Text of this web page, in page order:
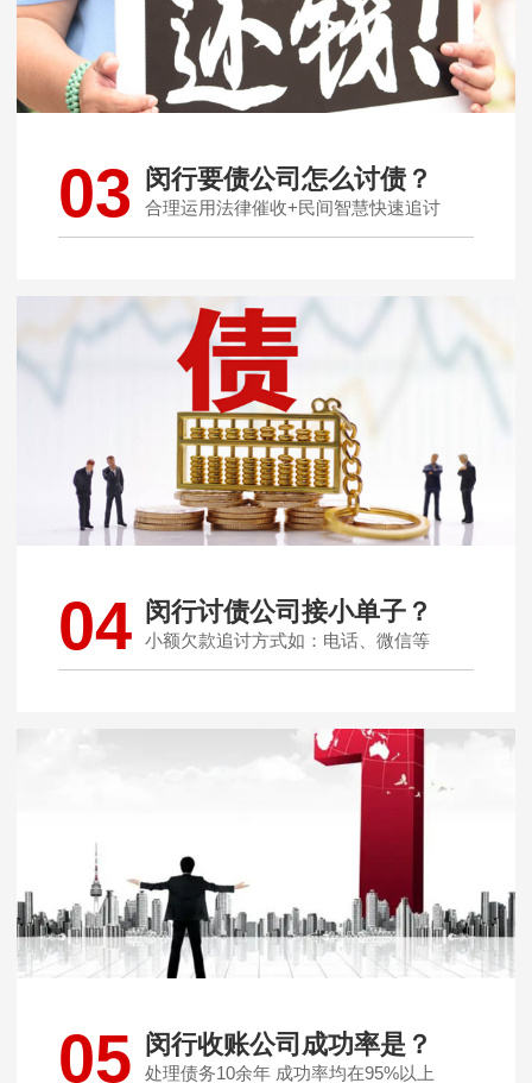
03 闵行要债公司怎么讨债？
合理运用法律催收+民间智慧快速追讨
04 闵行讨债公司接小单子？
小额欠款追讨方式如：电话、微信等
05 闵行收账公司成功率是？
处理债务10余年 成功率均在95%以上